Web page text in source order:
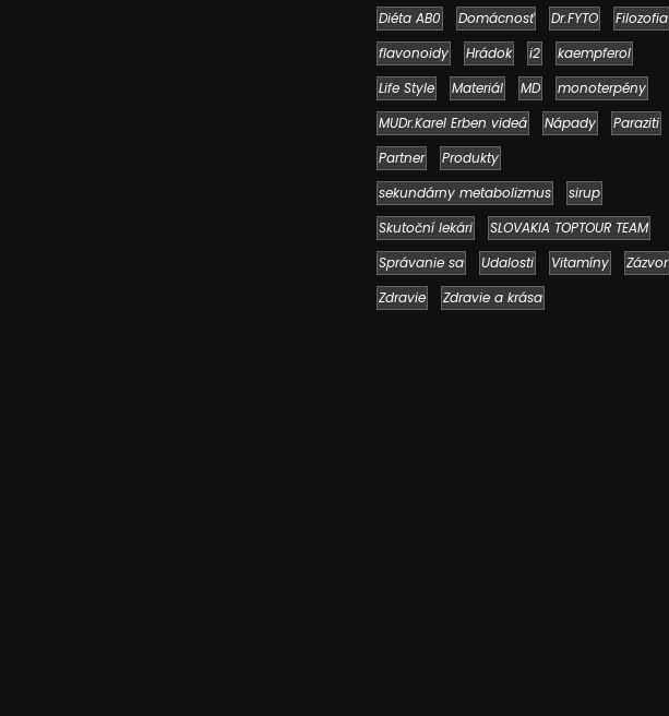
Diéta AB0
Domácnosť Dr.FYTO
Filozofia
flavonoidy
Hrádok i2
kaempferol
Life Style
Materiál MD
monoterpény
MUDr.Karel Erben videá
Nápady
Paraziti
Partner
Produkty
sekundárny metabolizmus
sirup
Skutoční lekári
SLOVAKIA TOPTOUR TEAM
Správanie sa
Udalosti Vitamíny
Zázvor
Zdravie
Zdravie a krása